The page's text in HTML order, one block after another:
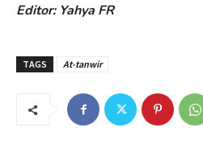
Editor: Yahya FR
TAGS At-tanwir